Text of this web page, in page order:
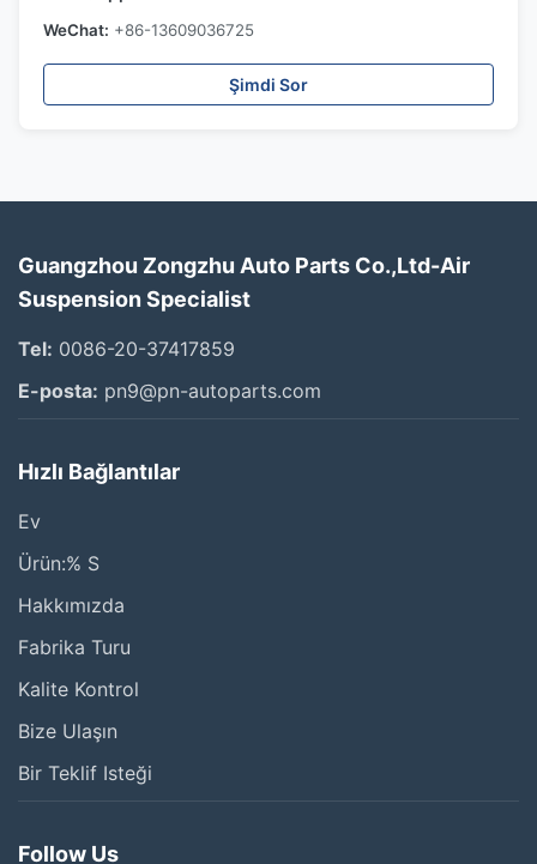
WeChat: +86-13609036725
Şimdi Sor
Guangzhou Zongzhu Auto Parts Co.,Ltd-Air
Suspension Specialist
Tel: 0086-20-37417859
E-posta: pn9@pn-autoparts.com
Hızlı Bağlantılar
Ev
Ürün:% S
Hakkımızda
Fabrika Turu
Kalite Kontrol
Bize Ulaşın
Bir Teklif Isteği
Follow Us